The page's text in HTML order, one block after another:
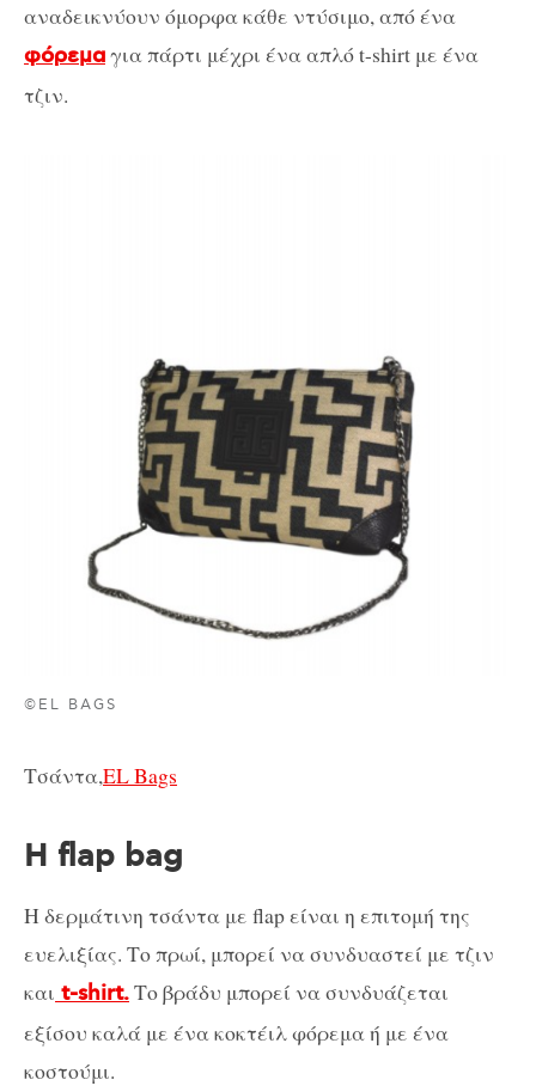
αναδεικνύουν όμορφα κάθε ντύσιμο, από ένα
φόρεμαγια πάρτι μέχρι ένα απλό t-shirt με ένα
τζιν.
©EL BAGS
Τσάντα,EL Bags
Η flap bag
Η δερμάτινη τσάντα με flap είναι η επιτομή της
ευελιξίας. Το πρωί, μπορεί να συνδυαστεί με τζιν
και t-shirt.Το βράδυ μπορεί να συνδυάζεται
εξίσου καλά με ένα κοκτέιλ φόρεμα ή με ένα
κοστούμι.